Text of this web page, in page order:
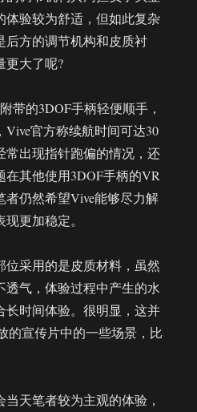
体验较为舒适，但如此复杂
后方的调节机构和皮质衬
更大了呢?
带的3DOF手柄轻便顺手，
官方称续航时间可达30
常出现指针跑偏的情况，还
其他使用3DOF手柄的VR
者仍然希望Vive能够尽力解
更加稳定。
位采用的是皮质材料，虽然
透气，体验过程中产生的水
长时间体验。很明显，这并
的宣传片中的一些场景，比
天笔者较为主观的体验，